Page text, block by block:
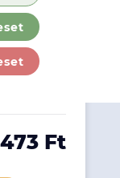
képzés
Ft